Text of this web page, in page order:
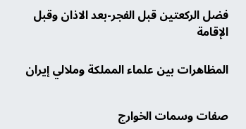
فضل الركعتين قبل الفجر-بعد الاذان وقبل
الإقامة
المظاهرات بين علماء المملكة وملالي إيران
صفات وسمات الخوارج